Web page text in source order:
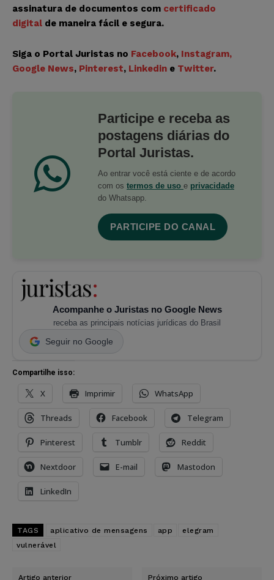
assinatura de documentos com certificado
digital de maneira fácil e segura.
Siga o Portal Juristas no Facebook, Instagram,
Google News, Pinterest, Linkedin e Twitter.
Participe e receba as
postagens diárias do
Portal Juristas.
Ao entrar você está ciente e de acordo
com os termos de uso e privacidade
do Whatsapp.
PARTICIPE DO CANAL
Acompanhe o Juristas no Google News
receba as principais notícias jurídicas do Brasil
Seguir no Google
Compartilhe isso:
X Imprimir WhatsApp
Threads Facebook Telegram
Pinterest Tumblr Reddit
Nextdoor E-mail Mastodon
LinkedIn
TAGS aplicativo de mensagens app
elegram
vulnerável
Artigo anterior Próximo artigo